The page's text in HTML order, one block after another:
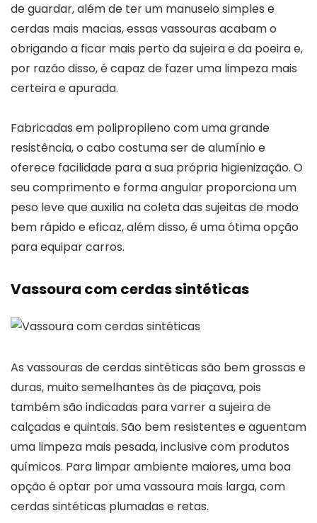
de guardar, além de ter um manuseio simples e
cerdas mais macias, essas vassouras acabam o
obrigando a ficar mais perto da sujeira e da poeira e,
por razão disso, é capaz de fazer uma limpeza mais
certeira e apurada.
Fabricadas em polipropileno com uma grande
resistência, o cabo costuma ser de alumínio e
oferece facilidade para a sua própria higienização. O
seu comprimento e forma angular proporciona um
peso leve que auxilia na coleta das sujeitas de modo
bem rápido e eficaz, além disso, é uma ótima opção
para equipar carros.
Vassoura com cerdas sintéticas
As vassouras de cerdas sintéticas são bem grossas e
duras, muito semelhantes às de piaçava, pois
também são indicadas para varrer a sujeira de
calçadas e quintais. São bem resistentes e aguentam
uma limpeza mais pesada, inclusive com produtos
químicos. Para limpar ambiente maiores, uma boa
opção é optar por uma vassoura mais larga, com
cerdas sintéticas plumadas e retas.